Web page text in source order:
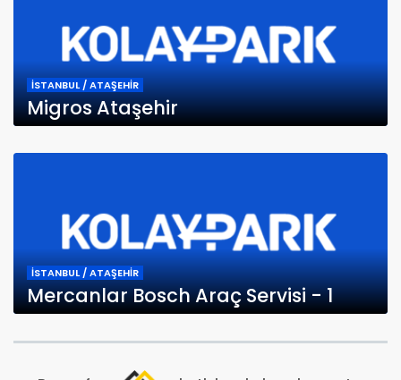
İSTANBUL / ATAŞEHİR
Migros Ataşehir
İSTANBUL / ATAŞEHİR
Mercanlar Bosch Araç Servisi - 1